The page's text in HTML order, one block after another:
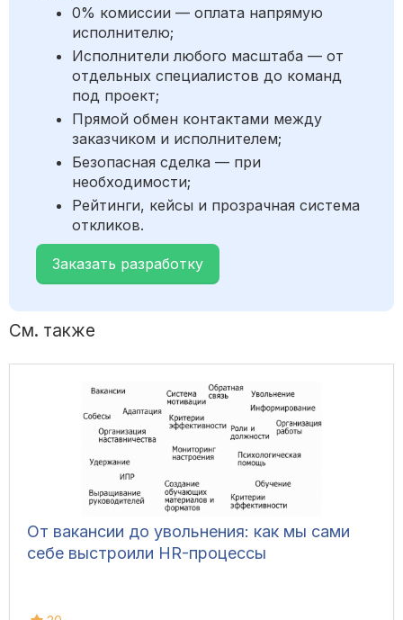
0% комиссии — оплата напрямую
исполнителю;
Исполнители любого масштаба — от
отдельных специалистов до команд
под проект;
Прямой обмен контактами между
заказчиком и исполнителем;
Безопасная сделка — при
необходимости;
Рейтинги, кейсы и прозрачная система
откликов.
Заказать разработку
См. также
От вакансии до увольнения: как мы сами
себе выстроили HR-процессы